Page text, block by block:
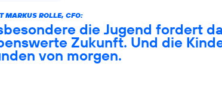
MARKUS ROLLE, CFO:
die Jugend fordert
Zukunft. Und die
von morgen.